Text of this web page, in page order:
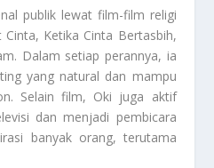
publik lewat film-film religi
Ketika Cinta Bertasbih,
Dalam setiap perannya, ia
yang natural dan mampu
Selain film, Oki juga aktif
dan menjadi pembicara
banyak orang, terutama